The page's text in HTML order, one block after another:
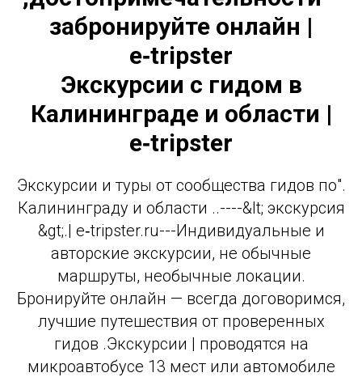
забронируйте онлайн |
e‑tripster
Экскурсии с гидом в
Калининграде и области |
e‑tripster
."Экскурсии и туры от сообщества гидов по
Калининграду и области ..----&lt; экскурсия
&gt;.| e‑tripster.ru---Индивидуальные и
авторские экскурсии, не обычные
маршруты, необычные локации.
Бронируйте онлайн — всегда договоримся,
лучшие путешествия от проверенных
гидов .Экскурсии | проводятся на
микроавтобусе 13 мест или автомобиле